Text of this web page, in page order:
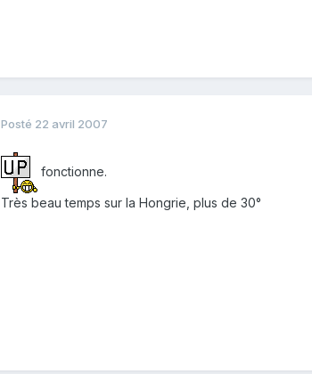
Posté 22 avril 2007
fonctionne.
Très beau temps sur la Hongrie, plus de 30°